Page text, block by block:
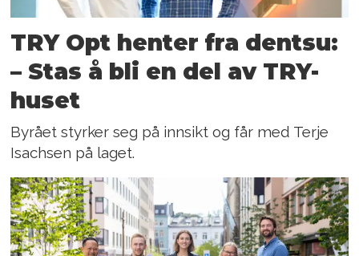
TRY Opt henter fra dentsu:
– Stas å bli en del av TRY-
huset
Byrået styrker seg på innsikt og får med Terje
Isachsen på laget.